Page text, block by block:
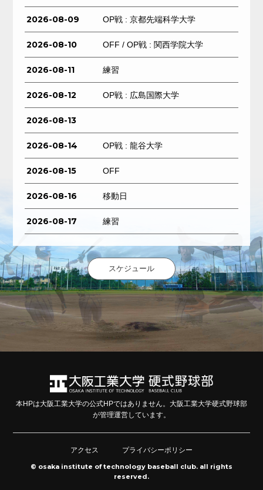
2026-08-09 OP戦 : 京都先端科学大学
2026-08-10 OFF / OP戦 : 関西学院大学
2026-08-11 練習
2026-08-12 OP戦 : 広島国際大学
2026-08-13
2026-08-14 OP戦 : 龍谷大学
2026-08-15 OFF
2026-08-16 移動日
2026-08-17 練習
スケジュール
本HPは大阪工業大学の公式HPではありません。大阪工業大学硬式野球部
が管理運営しています。
アクセス
プライバシーポリシー
© osaka institute of technology baseball club. all rights
reserved.